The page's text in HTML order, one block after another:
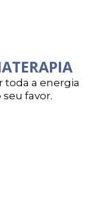
toda a energia
seu favor.